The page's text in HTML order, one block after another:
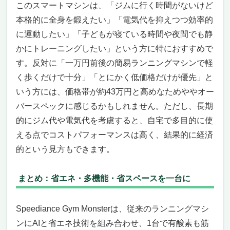
このスマートマシンは、「ジムに行く時間がないけど
本格的に全身を鍛えたい」「電気代を抑えつつ効率的
に運動したい」「子どもが寝ている時間や夜間でも静
かにトレーニングしたい」という方に特におすすめで
す。反対に「一万円前後の簡易ランニングマシンで軽
く歩くだけで十分」「とにかく低価格だけが優先」と
いう方には、価格帯が約43万円と高めなためややオー
バースペックに感じるかもしれません。ただし、長期
的にジム代や電気代を考慮すると、自宅で多目的に使
える点でコストパフォーマンスは高く、結果的に経済
的という見方もできます。
まとめ：省エネ・多機能・省スペースを一台に
Speediance Gym Monsterは、従来のランニングマシ
ンにAIと省エネ技術を組み合わせ、1台で有酸素も筋